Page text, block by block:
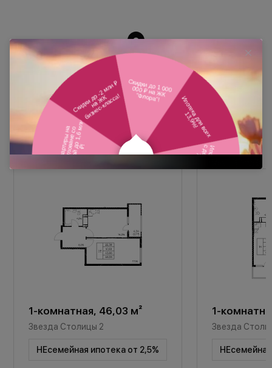
Похожие планировки
1-комнатная, 46,03 м²
Звезда Столицы 2
НЕсемейная ипотека от 2,5%
1-
Звезда